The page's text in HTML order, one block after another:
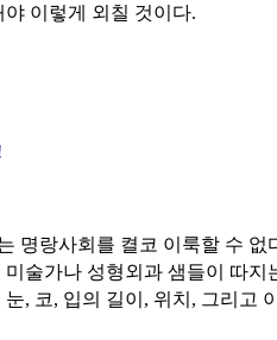
이렇게 외칠 것이다.
명랑사회를 켤코 이룩할 수 없
술가나 성형외과 샘들이 따지
, 코, 입의 길이, 위치, 그리고